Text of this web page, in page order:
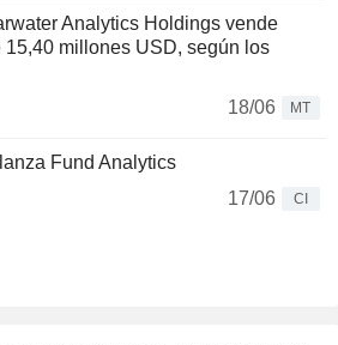
Analytics Holdings vende
millones USD, según los
18/06
MT
Fund Analytics
17/06
CI